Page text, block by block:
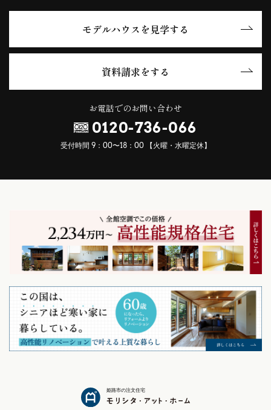
モデルハウスを見学する
資料請求をする
お電話でのお問い合わせ
0120-736-066
受付時間 9：00〜18：00 【火曜・水曜定休】
姫路市の注文住宅